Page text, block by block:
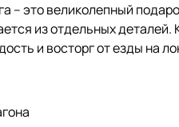
– это великолепный
из отдельных
и восторг от езды на